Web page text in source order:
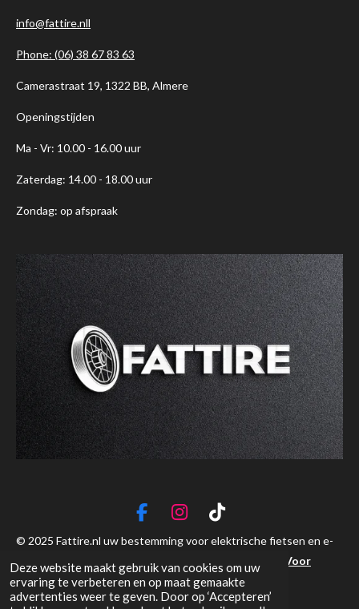
Deze website maakt gebruik van cookies om uw
ervaring te verbeteren en op maat gemaakte
advertenties weer te geven. Door op ‘Accepteren’
info@fattire.nll
Phone: (06) 38 67 83 63
Camerastraat 19, 1322 BB, Almere
Openingstijden
Ma - Vr: 10.00 - 16.00 uur
Zaterdag: 14.00 - 18.00 uur
Zondag: op afspraak
F
a
e
b
I
n
t
a
T
i
T
o
© 2025 Fattire.nl uw bestemming voor elektrische fietsen en e-
bikes Fattire.nl is een handelsnaam van
Shoppen Voor
Iedereen.